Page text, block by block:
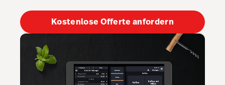
Kostenlose Offerte anfordern